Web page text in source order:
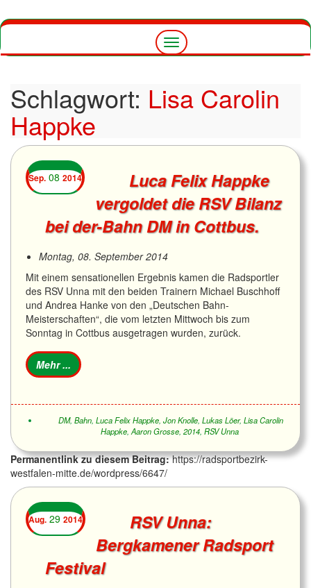
Navigation
umschalten
Schlagwort: Lisa Carolin
Happke
Sep. 08 2014
Luca Felix Happke
vergoldet die RSV Bilanz
bei der-Bahn DM in Cottbus.
Montag, 08. September 2014
Mit einem sensationellen Ergebnis kamen die Radsportler
des RSV Unna mit den beiden Trainern Michael Buschhoff
und Andrea Hanke von den „Deutschen Bahn-
Meisterschaften“, die vom letzten Mittwoch bis zum
Sonntag in Cottbus ausgetragen wurden, zurück.
DM, Bahn, Luca Felix Happke, Jon Knolle, Lukas Löer, Lisa Carolin
Happke, Aaron Grosse, 2014, RSV Unna
Permanentlink zu diesem Beitrag:https://radsportbezirk-
westfalen-mitte.de/wordpress/6647/
Aug. 29 2014
RSV Unna:
Bergkamener Radsport
Festival